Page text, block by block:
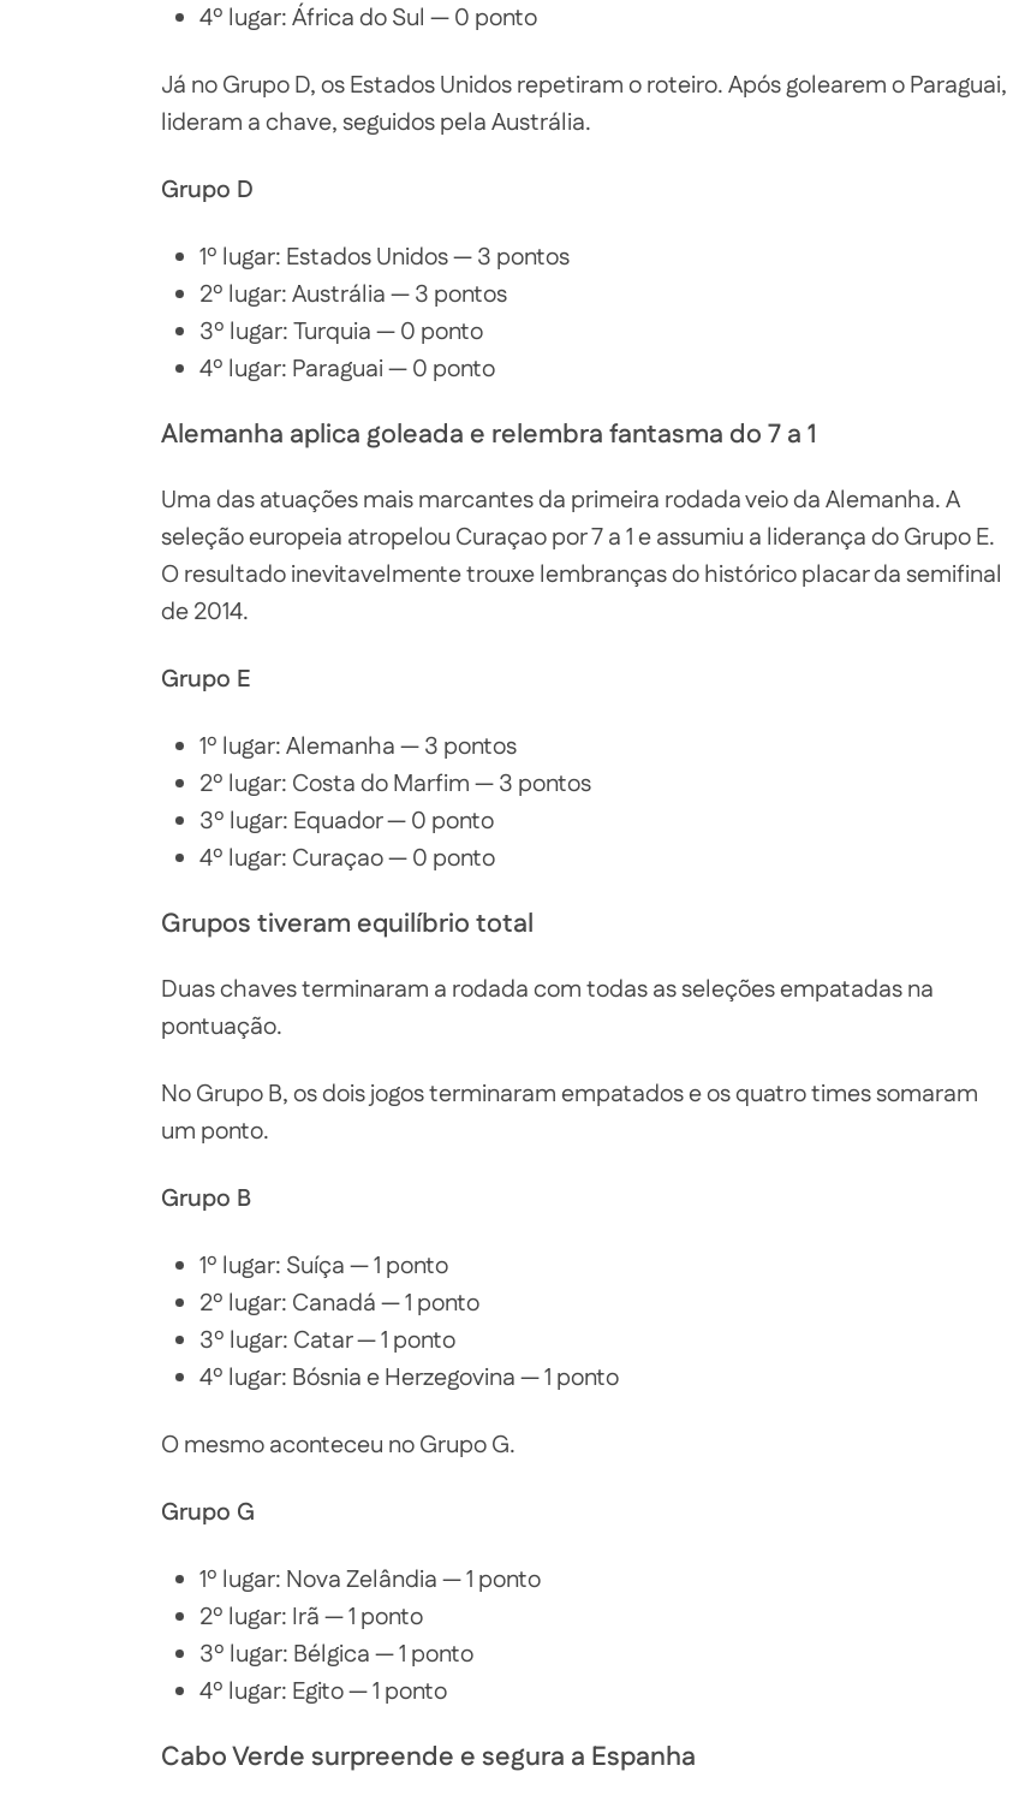
4º lugar: África do Sul — 0 ponto
Já no Grupo D, os Estados Unidos repetiram o roteiro. Após golearem o Paraguai,
lideram a chave, seguidos pela Austrália.
Grupo D
1º lugar: Estados Unidos — 3 pontos
2º lugar: Austrália — 3 pontos
3º lugar: Turquia — 0 ponto
4º lugar: Paraguai — 0 ponto
Alemanha aplica goleada e relembra fantasma do 7 a 1
Uma das atuações mais marcantes da primeira rodada veio da Alemanha. A
seleção europeia atropelou Curaçao por 7 a 1 e assumiu a liderança do Grupo E.
O resultado inevitavelmente trouxe lembranças do histórico placar da semifinal
de 2014.
Grupo E
1º lugar: Alemanha — 3 pontos
2º lugar: Costa do Marfim — 3 pontos
3º lugar: Equador — 0 ponto
4º lugar: Curaçao — 0 ponto
Grupos tiveram equilíbrio total
Duas chaves terminaram a rodada com todas as seleções empatadas na
pontuação.
No Grupo B, os dois jogos terminaram empatados e os quatro times somaram
um ponto.
Grupo B
1º lugar: Suíça — 1 ponto
2º lugar: Canadá — 1 ponto
3º lugar: Catar — 1 ponto
4º lugar: Bósnia e Herzegovina — 1 ponto
O mesmo aconteceu no Grupo G.
Grupo G
1º lugar: Nova Zelândia — 1 ponto
2º lugar: Irã — 1 ponto
3º lugar: Bélgica — 1 ponto
4º lugar: Egito — 1 ponto
Cabo Verde surpreende e segura a Espanha